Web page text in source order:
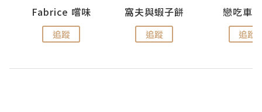
Fabrice 嚐味
追蹤
窩夫與蝦子餅
追蹤
戀吃車
追蹤